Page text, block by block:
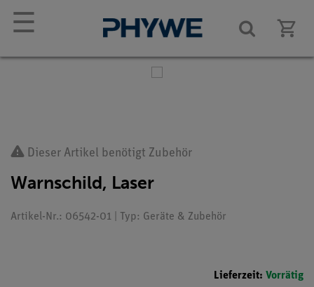
☰
Dieser Artikel benötigt Zubehör
Warnschild, Laser
Artikel-Nr.: 06542-01 | Typ: Geräte & Zubehör
Lieferzeit: Vorrätig